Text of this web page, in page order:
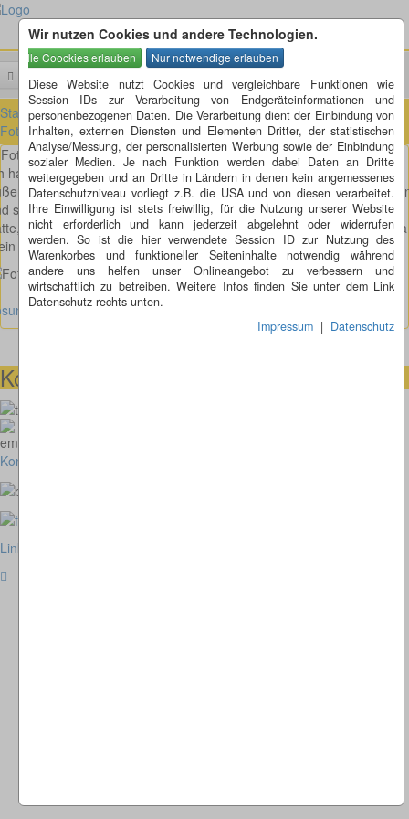
Wir nutzen Cookies und andere Technologien.
Diese Website nutzt Cookies und vergleichbare Funktionen wie
Session IDs zur Verarbeitung von Endgeräteinformationen und
personenbezogenen Daten. Die Verarbeitung dient der Einbindung von
Inhalten, externen Diensten und Elementen Dritter, der statistischen
Analyse/Messung, der personalisierten Werbung sowie der Einbindung
sozialer Medien. Je nach Funktion werden dabei Daten an Dritte
weitergegeben und an Dritte in Ländern in denen kein angemessenes
Datenschutzniveau vorliegt z.B. die USA und von diesen verarbeitet.
Ihre Einwilligung ist stets freiwillig, für die Nutzung unserer Website
nicht erforderlich und kann jederzeit abgelehnt oder widerrufen
werden. So ist die hier verwendete Session ID zur Nutzung des
Warenkorbes und funktioneller Seiteninhalte notwendig während
andere uns helfen unser Onlineangebot zu verbessern und
wirtschaftlich zu betreiben. Weitere Infos finden Sie unter dem Link
Datenschutz rechts unten.
Impressum | Datenschutz
Startseite » Fotorätsel » Fotorätsel 1 bis 100 » Fotorätsel 51 bis 60 »
Fotorätsel 58
Fotorätsel 58
habe es gemacht wie Louis de Funès in dem Film: "Louis und seine
Kohlköpfe". Ich habe einfach einen kleinen Pups
schon kam das Raumschiff angeschwebt. Da ich keine Kohlsuppe
sind sie gleich wieder auf und davon. Mir war das egal, ich hatte ja
Foto im Kasten. Oder was denkt ihr was es ist?
Fotorätsel anzeigen
Kontaktmöglichkeiten
Kontakt
Link zur klassischen Website